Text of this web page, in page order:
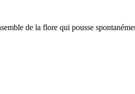
de la flore qui pousse